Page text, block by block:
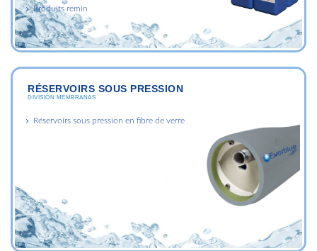
Produits remin
RÉSERVOIRS SOUS PRESSION
DIVISIÓN MEMBRANAS
Réservoirs sous pression en fibre de verre